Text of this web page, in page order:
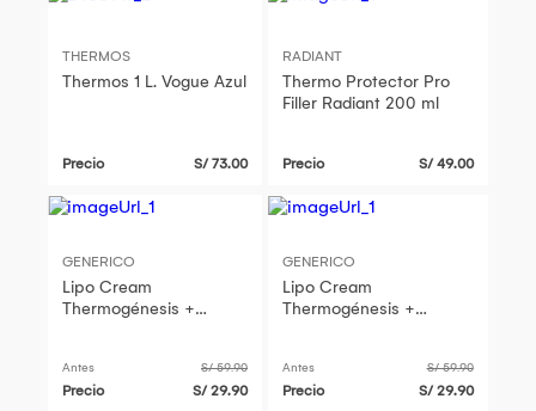
THERMOS
Thermos 1 L. Vogue Azul
Precio S/ 73.00
RADIANT
Thermo Protector Pro
Filler Radiant 200 ml
Precio S/ 49.00
GENERICO
Lipo Cream
Thermogénesis +
Antes S/ 59.90
Precio S/ 29.90
GENERICO
Lipo Cream
Thermogénesis +
Antes S/ 59.90
Precio S/ 29.90